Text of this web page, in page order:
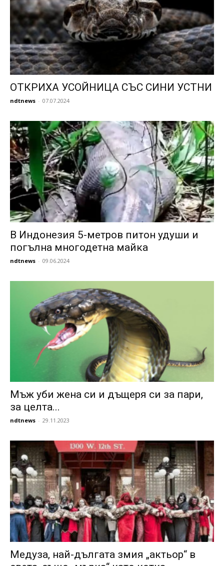
ОТКРИХА УСОЙНИЦА СЪС СИНИ УСТНИ
ndtnews - 07.07.2024
В Индонезия 5-метров питон удуши и
погълна многодетна майка
ndtnews - 09.06.2024
Мъж уби жена си и дъщеря си за пари,
за целта...
ndtnews - 29.11.2023
Медуза, най-дългата змия „актьор“ в